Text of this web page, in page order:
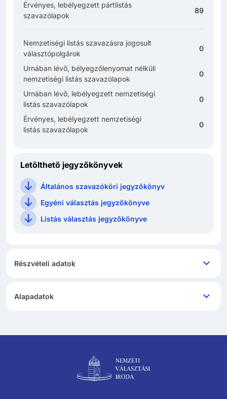
Érvényes, lebélyegzett pártlistás
szavazólapok
89
Nemzetiségi listás szavazásra jogosult
választópolgárok
0
Urnában lévő, bélyegzőlenyomat nélküli
nemzetiségi listás szavazólapok
0
Urnában lévő, lebélyegzett nemzetiségi
listás szavazólapok
0
Érvényes, lebélyegzett nemzetiségi
listás szavazólapok
0
Letölthető jegyzőkönyvek
Általános szavazóköri jegyzőkönyv
Egyéni választás jegyzőkönyve
Listás választás jegyzőkönyve
Részvételi adatok
Alapadatok
Lábléc navigáció